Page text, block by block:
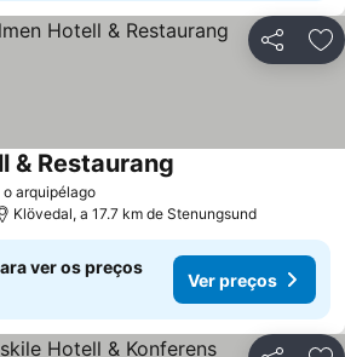
Partilhar
o arquipélagoVer preços
& Restaurang
Klövedal, a 17.7 km de Stenungsund
ver os preços
Ver preços